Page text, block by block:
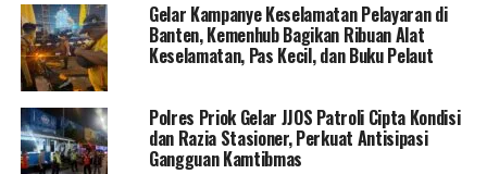
Gelar Kampanye Keselamatan Pelayaran di
Banten, Kemenhub Bagikan Ribuan Alat
Keselamatan, Pas Kecil, dan Buku Pelaut
Polres Priok Gelar JJOS Patroli Cipta Kondisi
dan Razia Stasioner, Perkuat Antisipasi
Gangguan Kamtibmas